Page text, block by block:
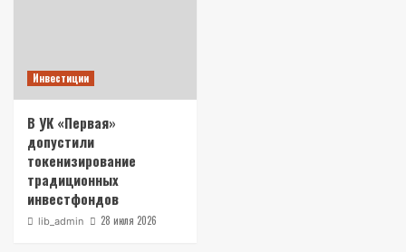
Инвестиции
В УК «Первая»
допустили
токенизирование
традиционных
инвестфондов
lib_admin 28 июля 2026